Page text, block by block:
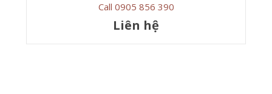
Call 0905 856 390
Liên hệ